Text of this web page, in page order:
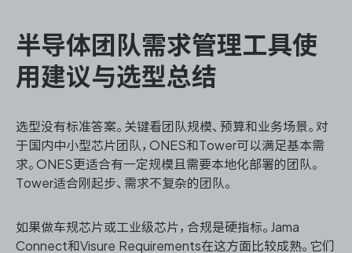
半导体团队需求管理工具使
用建议与选型总结
选型没有标准答案。关键看团队规模、预算和业务场景。对
于国内中小型芯片团队，ONES和Tower可以满足基本需
求。ONES更适合有一定规模且需要本地化部署的团队。
Tower适合刚起步、需求不复杂的团队。
如果做车规芯片或工业级芯片，合规是硬指标。Jama
Connect和Visure Requirements在这方面比较成熟。它们